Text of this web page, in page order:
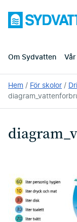
huvudinnehållet
Sydvatten
Om Sydvatten
Du
är
här:
Hem För skolor